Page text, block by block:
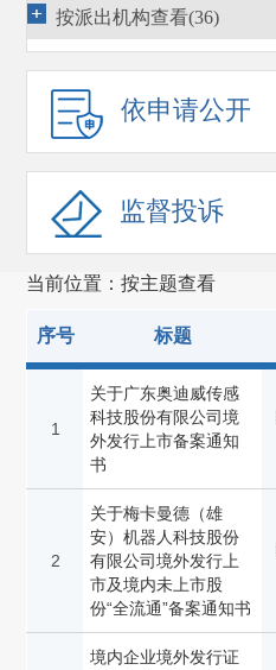
期货监管(1296)
债券监管(3663)
行政执法(3269)
行政复议(1540)
国际合作(1869)
证券服务机构监管(257)
其他(473)
按派出机构查看(36)
依申请公开
监督投诉
当前位置：按主题查看
序号 标题
1
关于广东奥迪威传感
科技股份有限公司境
外发行上市备案通知
书
2
关于梅卡曼德（雄
安）机器人科技股份
有限公司境外发行上
市及境内未上市股
份“全流通”备案通知书
境内企业境外发行证